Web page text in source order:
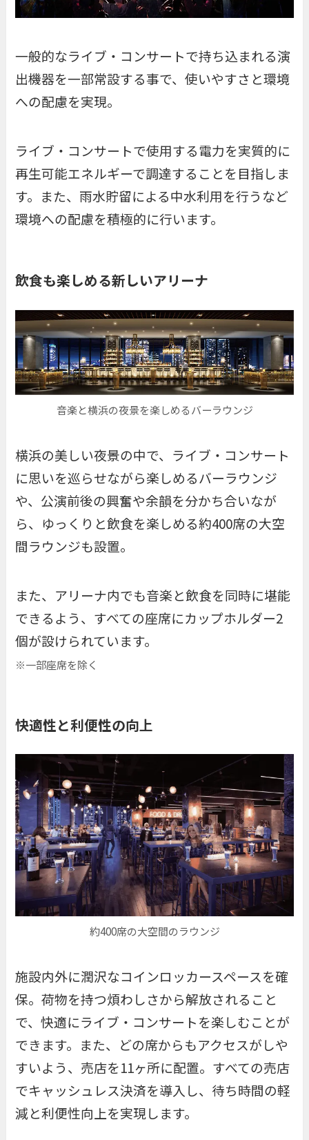
一般的なライブ・コンサートで持ち込まれる演
出機器を一部常設する事で、使いやすさと環境
への配慮を実現。
ライブ・コンサートで使用する電力を実質的に
再生可能エネルギーで調達することを目指しま
す。また、雨水貯留による中水利用を行うなど
環境への配慮を積極的に行います。
飲食も楽しめる新しいアリーナ
音楽と横浜の夜景を楽しめるバーラウンジ
横浜の美しい夜景の中で、ライブ・コンサート
に思いを巡らせながら楽しめるバーラウンジ
や、公演前後の興奮や余韻を分かち合いなが
ら、ゆっくりと飲食を楽しめる約400席の大空
間ラウンジも設置。
また、アリーナ内でも音楽と飲食を同時に堪能
できるよう、すべての座席にカップホルダー2
個が設けられています。
※一部座席を除く
快適性と利便性の向上
約400席の大空間のラウンジ
施設内外に潤沢なコインロッカースペースを確
保。荷物を持つ煩わしさから解放されること
で、快適にライブ・コンサートを楽しむことが
できます。また、どの席からもアクセスがしや
すいよう、売店を11ヶ所に配置。すべての売店
でキャッシュレス決済を導入し、待ち時間の軽
減と利便性向上を実現します。